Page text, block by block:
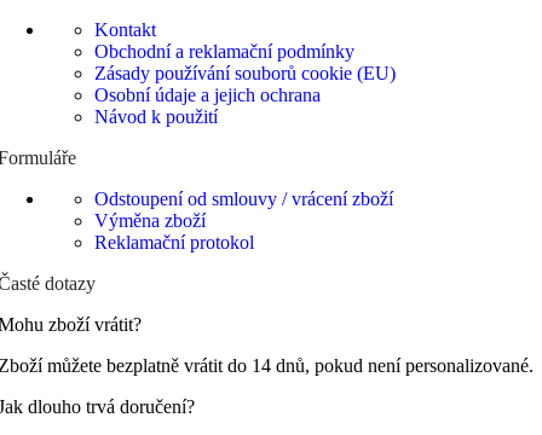
Kontakt
Obchodní a reklamační podmínky
Zásady používání souborů cookie (EU)
Osobní údaje a jejich ochrana
Návod k použití
Odstoupení od smlouvy / vrácení zboží
Výměna zboží
Reklamační protokol
dotazy
zboží vrátit?
můžete bezplatně vrátit do 14 dnů, pokud není personalizované.
dlouho trvá doručení?